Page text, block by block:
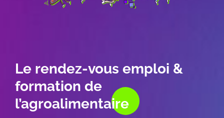
Le rendez-vous emploi &
formation de
l’agroalimentaire